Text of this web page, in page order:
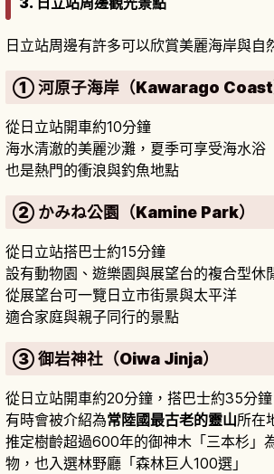
日立站周邊有許多可以欣賞美麗海岸與自
① 河原子海岸（Kawarago Coast
從日立站開車約10分鐘
海水清澈的美麗沙灘，夏季可享受海水浴
也是熱門的衝浪與釣魚地點
② かみね公園（Kamine Park）
從日立站搭巴士約15分鐘
設有動物園、遊樂園與展望台的複合型休
從展望台可一覽日立市街景與太平洋
適合家庭與親子同行的景點
③ 御岩神社（Oiwa Jinja）
從日立站開車約20分鐘，搭巴士約35分鐘
有時會被介紹為常陸國最古老的靈山所在
推定樹齡超過600年的御神木「三本杉」
物，也入選林野廳「森林巨人100選」